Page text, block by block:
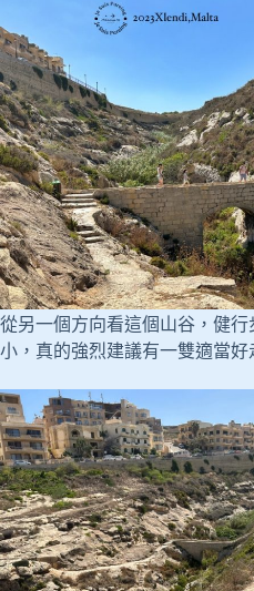
從另一個方向看這個山谷，健
小，真的強烈建議有一雙適當好